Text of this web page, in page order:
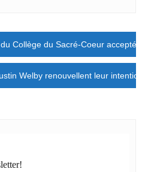
Collège du Sacré-Coeur acceptée.
Welby renouvellent leur